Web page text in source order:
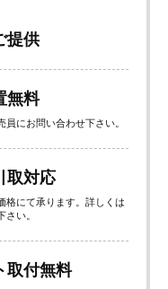
提供
無料
にお問い合わせ下さい。
取対応
格にて承ります。詳しくは
さい。
取付無料